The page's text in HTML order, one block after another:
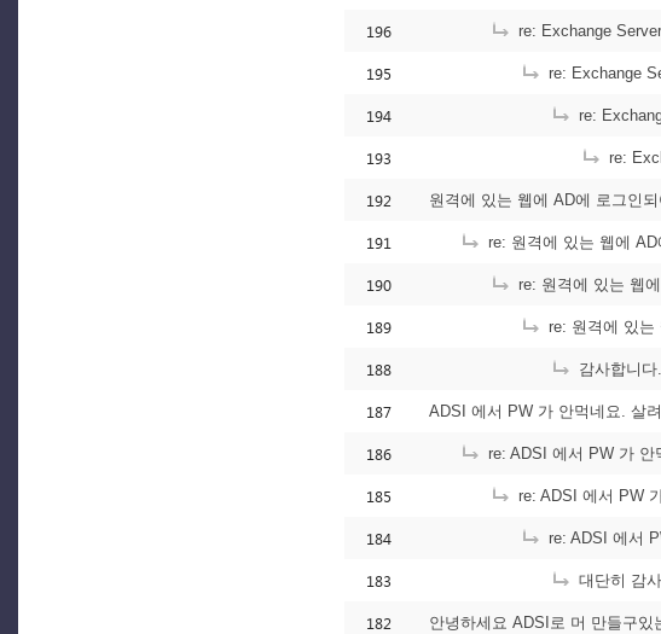
196 re: Exchange
195 re: Exchange
194 re:
193 re:
192 원격에 있는 웹에 AD에 로그인
191 re: 원격에 있는 웹에
190 re: 원격에 있는 웹
189 re: 원격에 있는
188 감사합니
187 ADSI 에서 PW 가 안먹네요. 살
186 re: ADSI 에서 PW 가 안
185 re: ADSI 에서 PW
184 re: ADSI 에서
183 대단히 감
182